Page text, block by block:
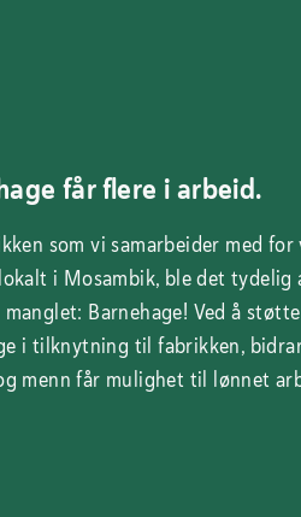
får flere i arbeid.
som vi samarbeider med
i Mosambik, ble det tydelig
Barnehage! Ved å
i tilknytning til fabrikken,
menn får mulighet til lønnet